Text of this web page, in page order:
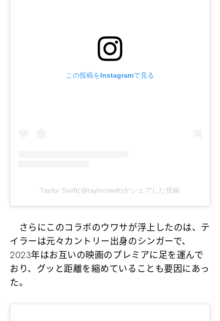
この投稿をInstagramで見る
Taylor Swift(@taylorswift)がシェアした投稿
さらにこのコラボのウワサが浮上したのは、テ
イラーは元々カントリー出身のシンガーで、
2023年はお互いの映画のプレミアに足を運んで
おり、グッと距離を縮めていることも要因にあっ
た。